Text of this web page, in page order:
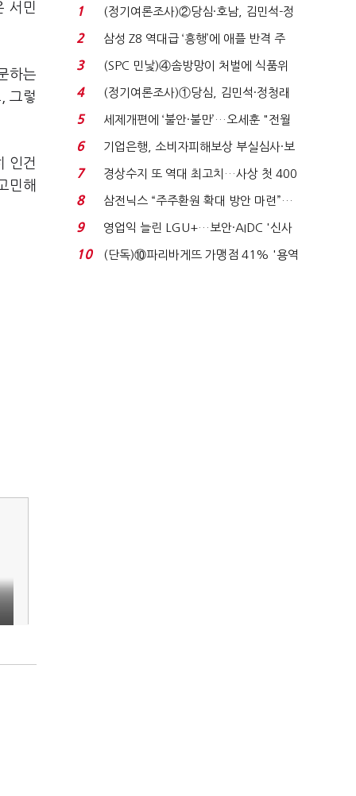
서민
하는
그렇
인건
민해
1
(정기여론조사)②당심·호남, 김민석-정
청래 '초접전'...
2
삼성 Z8 역대급 ‘흥행’에 애플 반격 주
목…9월 ‘폴...
3
(SPC 민낯)④솜방망이 처벌에 식품위
생법 위반 반복...
4
(정기여론조사)①당심, 김민석·정청래
'초접전'…대통령 ...
5
세제개편에 ‘불안·불만’…오세훈 "전월
세 구하기 더 ...
6
기업은행, 소비자피해보상 부실심사·보
이스피싱 공시 ...
7
경상수지 또 역대 최고치…사상 첫 400
억달러에 '3% 성...
8
삼전닉스 “주주환원 확대 방안 마련”…
로이터에 성명...
9
영업익 늘린 LGU+…보안·AIDC '신사
업 드라이브'...
10
(단독)⑩파리바게뜨 가맹점 41% '용역